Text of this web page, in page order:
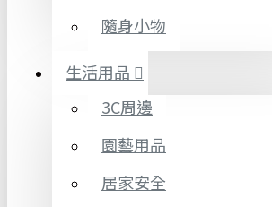
隨身小物
生活用品
3C周邊
園藝用品
居家安全